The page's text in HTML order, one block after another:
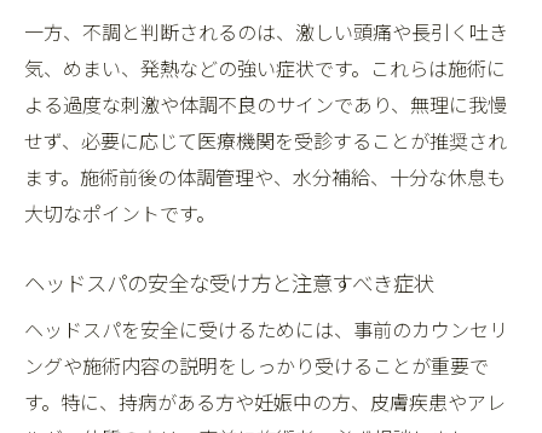
一方、不調と判断されるのは、激しい頭痛や長引く吐き
気、めまい、発熱などの強い症状です。これらは施術に
よる過度な刺激や体調不良のサインであり、無理に我慢
せず、必要に応じて医療機関を受診することが推奨され
ます。施術前後の体調管理や、水分補給、十分な休息も
大切なポイントです。
ヘッドスパの安全な受け方と注意すべき症状
ヘッドスパを安全に受けるためには、事前のカウンセリ
ングや施術内容の説明をしっかり受けることが重要で
す。特に、持病がある方や妊娠中の方、皮膚疾患やアレ